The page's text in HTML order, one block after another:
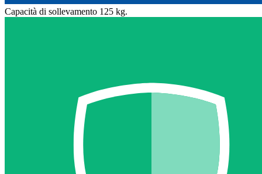
Capacità di sollevamento 125 kg.